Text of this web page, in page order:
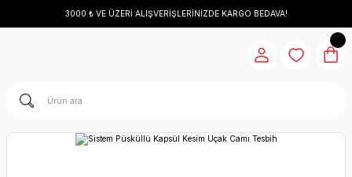
3000 ₺ VE ÜZERİ ALIŞVERİŞLERİNİZDE KARGO BEDAVA!